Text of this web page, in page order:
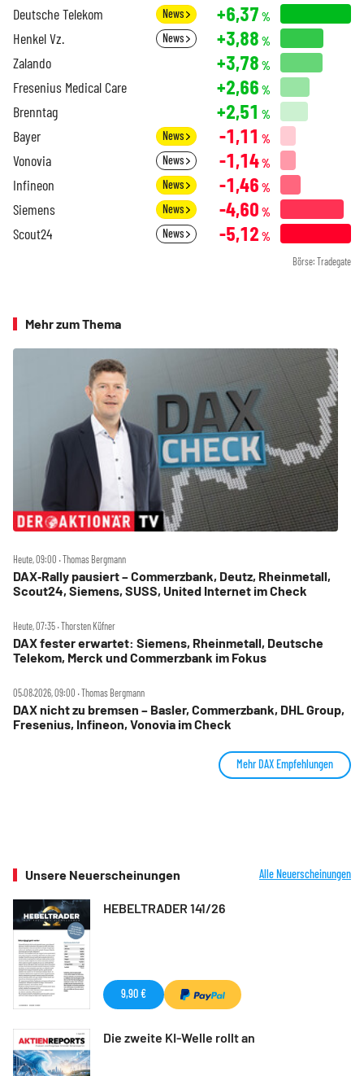
Deutsche Telekom News +6,37 %
Henkel Vz. News +3,88 %
Zalando +3,78 %
Fresenius Medical Care +2,66 %
Brenntag +2,51 %
Bayer News -1,11 %
Vonovia News -1,14%
Infineon News -1,46 %
Siemens News -4,60 %
Scout24 News -5,12 %
Börse: Tradegate
Mehr zum Thema
Heute, 09:00 ‧ Thomas Bergmann
DAX‑Rally pausiert – Commerzbank, Deutz, Rheinmetall,
Scout24, Siemens, SUSS, United Internet im Check
Heute, 07:35 ‧ Thorsten Küfner
DAX fester erwartet: Siemens, Rheinmetall, Deutsche
Telekom, Merck und Commerzbank im Fokus
05.08.2026, 09:00 ‧ Thomas Bergmann
DAX nicht zu bremsen – Basler, Commerzbank, DHL Group,
Fresenius, Infineon, Vonovia im Check
Mehr DAX Empfehlungen
Unsere Neuerscheinungen Alle Neuerscheinungen
HEBELTRADER 141/26
9,90 €
Die zweite KI-Welle rollt an